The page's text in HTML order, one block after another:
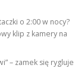
o 2:00 w nocy?
klip z kamery na
– zamek się rygluje